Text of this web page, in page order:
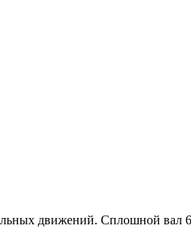
движений. Сплошной вал